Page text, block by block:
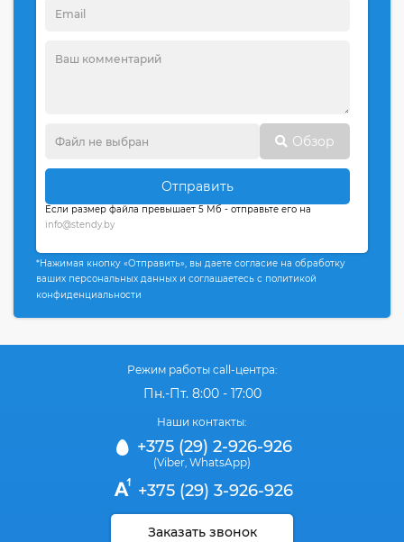
Обзор
Отправить
Если размер файла превышает 5 Мб - отправьте его на
info@stendy.by
*Нажимая кнопку «Отправить», вы даете согласие на обработку
ваших персональных данных и соглашаетесь с политикой
конфиденциальности
Режим работы call-центра:
Пн.-Пт. 8:00 - 17:00
Наши контакты:
+375 (29) 2-926-926
(Viber WhatsApp)
+375 (29) 3-926-926
Заказать звонок